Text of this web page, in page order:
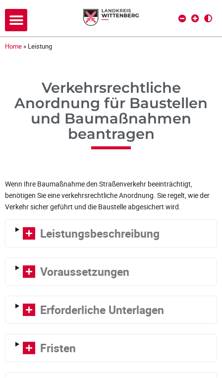
Home » Leistung
Verkehrsrechtliche
Anordnung für Baustellen
und Baumaßnahmen
beantragen
Wenn Ihre Baumaßnahme den Straßenverkehr beeinträchtigt,
benötigen Sie eine verkehrsrechtliche Anordnung. Sie regelt, wie der
Verkehr sicher geführt und die Baustelle abgesichert wird.
Leistungsbeschreibung
Voraussetzungen
Erforderliche Unterlagen
Fristen